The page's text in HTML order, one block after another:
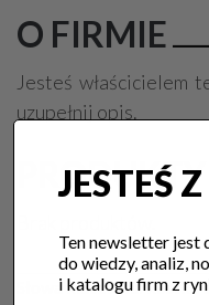
O FIRMIE
Jesteś właścicielem
uzupełnij opis.
Słowa kluczowe:kostka
JESTEŚ
Ten newsletter jest
do wiedzy, analiz,
i katalogu firm z